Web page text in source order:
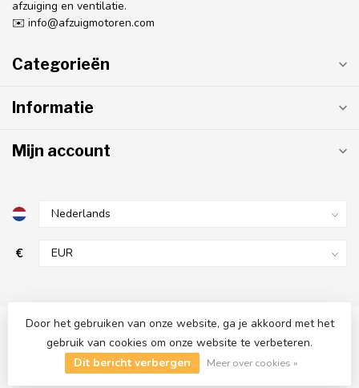
afzuiging en ventilatie.
✉️ info@afzuigmotoren.com
Categorieën
Informatie
Mijn account
€
© Copyright 2026 AfzuigMotoren.com- Powered byLightspeed
Lightspeed designby Dyvelopment
Door het gebruiken van onze website, ga je akkoord met het
gebruik van cookies om onze website te verbeteren.
Dit bericht verbergen
Meer over cookies »